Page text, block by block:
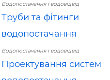
Водопостачання і водовідвід
Труби та фітинги
водопостачання
Водопостачання і водовідвід
Проектування систем